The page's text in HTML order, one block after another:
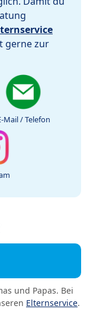
gerne zur
Mail / Telefon
und Papas. Bei
Elternservice.